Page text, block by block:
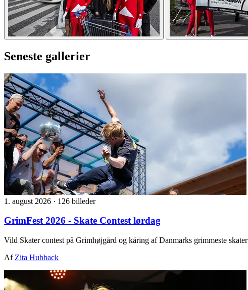
Seneste gallerier
1. august 2026 · 126 billeder
GrimFest 2026 - Skate Contest lørdag
Vild Skater contest på Grimhøjgård og kåring af Danmarks grimmeste skater
Af Zita Hubback